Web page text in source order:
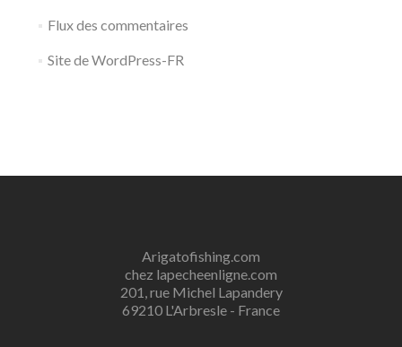
Flux des commentaires
Site de WordPress-FR
Arigatofishing.com
chez lapecheenligne.com
201, rue Michel Lapandery
69210 L'Arbresle - France